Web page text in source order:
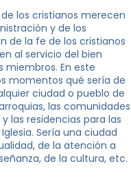
los cristianos merecen
y de los
de la fe de los cristianos
al servicio del bien
miembros. En este
momentos qué sería de
ciudad o pueblo de
las comunidades
las residencias para las
Sería una ciudad
de la atención a
de la cultura, etc.